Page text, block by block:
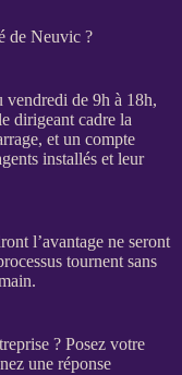
de Neuvic ?
vendredi de 9h à 18h,
dirigeant cadre la
et un compte
installés et leur
l’avantage ne seront
tournent sans
? Posez votre
une réponse